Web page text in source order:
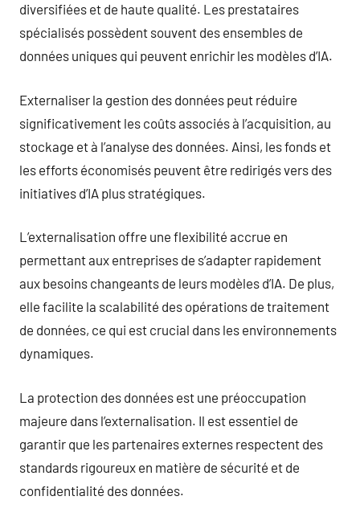
diversifiées et de haute qualité. Les prestataires
spécialisés possèdent souvent des ensembles de
données uniques qui peuvent enrichir les modèles d’IA.
Externaliser la gestion des données peut réduire
significativement les coûts associés à l’acquisition, au
stockage et à l’analyse des données. Ainsi, les fonds et
les efforts économisés peuvent être redirigés vers des
initiatives d’IA plus stratégiques.
L’externalisation offre une flexibilité accrue en
permettant aux entreprises de s’adapter rapidement
aux besoins changeants de leurs modèles d’IA. De plus,
elle facilite la scalabilité des opérations de traitement
de données, ce qui est crucial dans les environnements
dynamiques.
La protection des données est une préoccupation
majeure dans l’externalisation. Il est essentiel de
garantir que les partenaires externes respectent des
standards rigoureux en matière de sécurité et de
confidentialité des données.